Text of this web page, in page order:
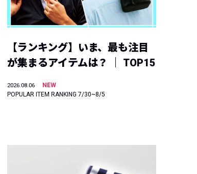
【ランキング】いま、最も注目
が集まるアイテムは？ ｜ TOP15
2026.08.06
NEW
POPULAR ITEM RANKING 7/30~8/5